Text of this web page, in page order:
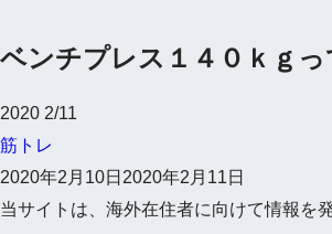
ベンチプレス１４０ｋｇ
2020 2/11
筋トレ
2020年2月10日 2020年2月11日
当サイトは、海外在住者に向けて情報を